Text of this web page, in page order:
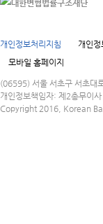
개인정보처리지침 개인
모바일 홈페이지
(06595) 서울 서초구 서초대
개인정보책임자: 제2총무
Copyright 2016, Korean